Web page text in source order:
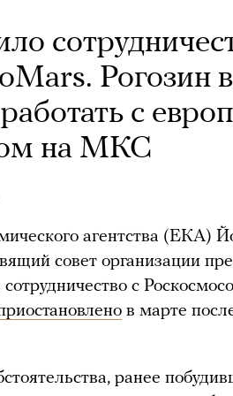
Рогозин
с
на МКС
агентства (ЕКА)
совет организации
с
в марте
ранее